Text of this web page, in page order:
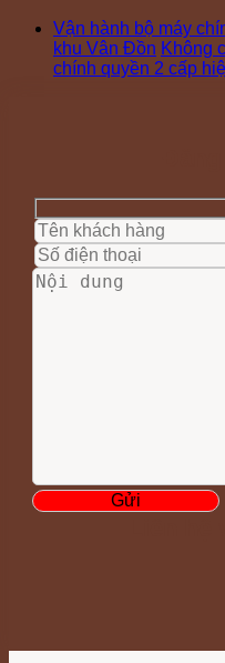
Vận hành bộ máy
khu Vân Đồn Không
chính quyền 2 cấp